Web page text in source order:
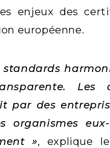
enjeux des
européenne.
Les
par des
organismes
», explique